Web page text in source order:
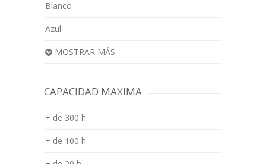
Blanco
Azul
MOSTRAR MÁS
CAPACIDAD MAXIMA
+ de 300 h
+ de 100 h